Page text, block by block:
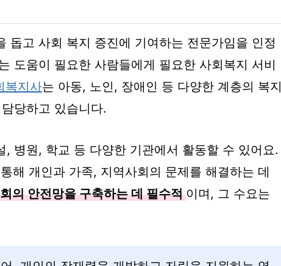
돕고 사회 복지 증진에 기여하는 전문가임을 인정
도움이 필요한 사람들에게 필요한 사회복지 서비
복지사는 아동, 노인, 장애인 등 다양한 계층의 복지
당하고 있습니다.
병원, 학교 등 다양한 기관에서 활동할 수 있어요.
해 개인과 가족, 지역사회의 문제를 해결하는 데
의 안전망을 구축하는 데 필수적 이며, 그 수요는